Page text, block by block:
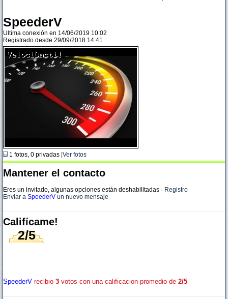
SpeederV
Ultima conexión en 14/06/2019 10:02
Registrado desde 29/09/2018 14:41
1 fotos, 0 privadas | Ver fotos
Mantener el contacto
Eres un invitado, algunas opciones están deshabilitadas · Registro
Enviar a SpeederV un nuevo mensaje
Califícame!
2/5
SpeederV recibio 3 votos con una calificacion promedio de 2/5